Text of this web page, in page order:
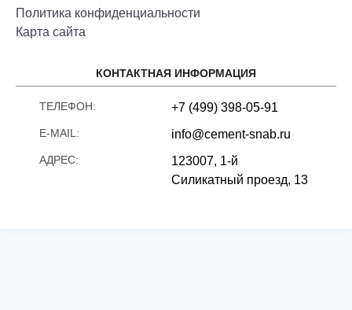
Политика конфиденциальности
Карта сайта
КОНТАКТНАЯ ИНФОРМАЦИЯ
ТЕЛЕФОН: +7 (499) 398-05-91
E-MAIL: info@cement-snab.ru
АДРЕС:
123007, 1-й
Силикатный проезд, 13